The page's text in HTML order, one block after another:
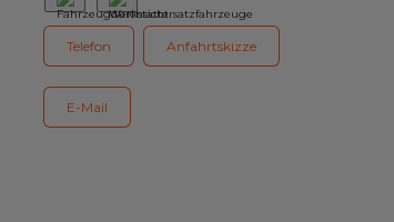
Telefon Anfahrtskizze
E-Mail